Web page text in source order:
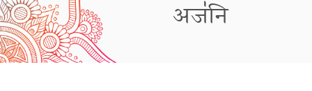
अज॑नि